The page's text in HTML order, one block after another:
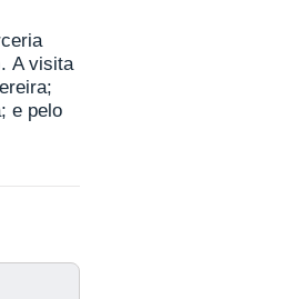
A visita
e pelo